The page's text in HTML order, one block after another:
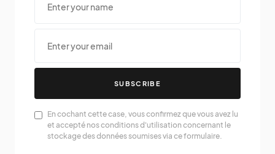
SUBSCRIBE
En cochant cette case, vous confirmez que vous avez lu
et accepté nos conditions d'utilisation concernant le
stockage des données soumises via ce formulaire.